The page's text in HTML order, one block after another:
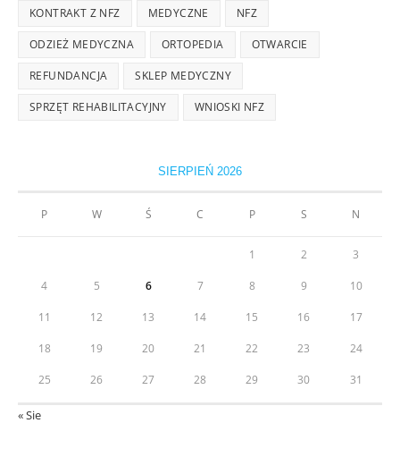
KONTRAKT Z NFZ MEDYCZNE NFZ
ODZIEŻ MEDYCZNA ORTOPEDIA OTWARCIE
REFUNDANCJA SKLEP MEDYCZNY
SPRZĘT REHABILITACYJNY WNIOSKI NFZ
SIERPIEŃ 2026
P W Ś C P S N
1 2 3
4 5 6 7 8 9 10
11 12 13 14 15 16 17
18 19 20 21 22 23 24
25 26 27 28 29 30 31
« Sie